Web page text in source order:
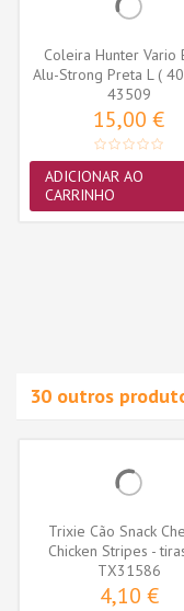
Coleira Hunter Vario
Alu-Strong Preta L (
)
43509
15,00 €
ADICIONAR AO
CARRINHO
30 outros
Trixie Cão Snack
Chicken Stripes -
frango...
TX31586
4,10 €